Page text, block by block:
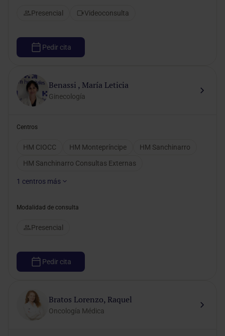
Presencial Videoconsulta
Pedir cita
Benassi , María Leticia
Ginecología
Centros
HM CIOCC HM Montepríncipe
HM Sanchinarro
HM Sanchinarro Consultas Externas
1 centros más
Modalidad de consulta
Presencial
Pedir cita
Bratos Lorenzo, Raquel
Oncología Médica